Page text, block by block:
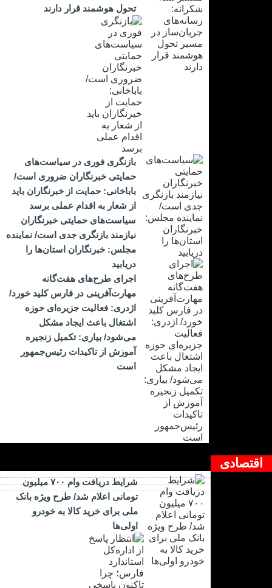
تحول هوشمند قرار دارند
بازنگری فوری در سیاست‌های
حمایتی خبرنگاران ضروری است/
باباخانی: حمایت از خبرنگاران باید
از شعار به اقدام عملی برسد
سیاست‌های حمایتی خبرنگاران
نیازمند بازنگری جدی است/ نماینده
مجلس: خبرنگاران استان‌ها را
دریابید
اجرای طرح‌های هفت‌گانه
مهارت‌آفرینی در فارس کلید خورد/
اژدری: فعالیت جزیره‌‌ای حوزه
اشتغال باعث ایجاد مشکل
می‌شود/ بیاری: تکمیل زنجیره
آموزش از تاکیدات رئیس‌جمهور
است
اقتصادی
شرایط دریافت وام ۷۰۰ میلیون
تومانی اعلام شد/ طرح ویژه بانک
ملی برای خرید کالا به خودرو
اولی‌ها